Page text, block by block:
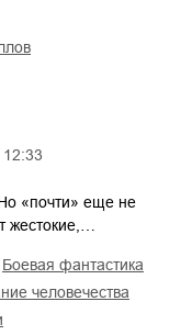
«почти» еще не
жестокие,…
боевая фантастика
человечества